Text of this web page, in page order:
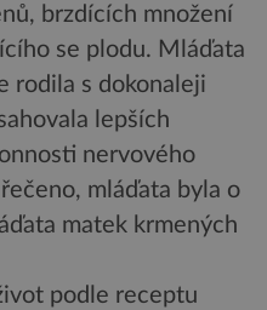
brzdících množení
se plodu. Mláďata
rodila s dokonaleji
lepších
nervového
mláďata byla o
matek krmených
podle receptu